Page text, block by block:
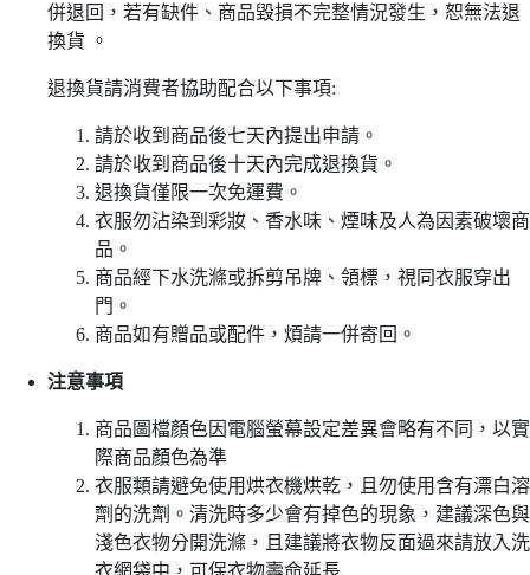
併退回，若有缺件、商品毀損不完整情況發生，恕無法退
換貨 。
退換貨請消費者協助配合以下事項:
請於收到商品後七天內提出申請。
請於收到商品後十天內完成退換貨。
退換貨僅限一次免運費。
衣服勿沾染到彩妝、香水味、煙味及人為因素破壞商
品。
商品經下水洗滌或拆剪吊牌、領標，視同衣服穿出
門。
商品如有贈品或配件，煩請一併寄回。
注意事項
商品圖檔顏色因電腦螢幕設定差異會略有不同，以實
際商品顏色為準
衣服類請避免使用烘衣機烘乾，且勿使用含有漂白溶
劑的洗劑。清洗時多少會有掉色的現象，建議深色與
淺色衣物分開洗滌，且建議將衣物反面過來請放入洗
衣網袋中，可保衣物壽命延長